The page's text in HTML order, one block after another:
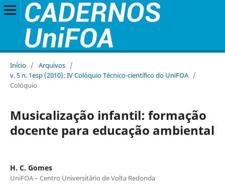
Início / Arquivos /
v. 5 n. 1esp (2010): IV Colóquio Técnico-científico do UniFOA /
Colóquio
Musicalização infantil: formação
docente para educação ambiental
H. C. Gomes
UniFOA – Centro Universitário de Volta Redonda